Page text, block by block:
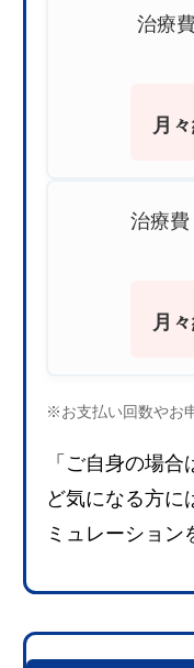
治療費
月
治療費
月
※お支払い回数やお
「ご自身の場
ど気になる方に
ミュレーション